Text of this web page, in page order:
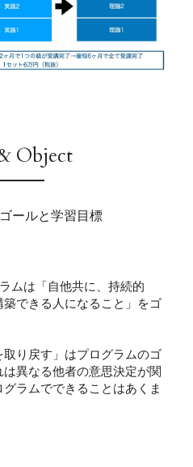
Object
ールと学習目標
ムは「自他共に、持続的
できる人になること」をゴ
り戻す」はプログラムのゴ
異なる他者の意思決定が関
ラムでできることはあくま